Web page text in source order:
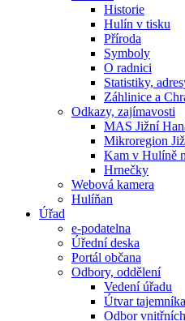
Historie
Hulín v tisku
Příroda
Symboly
O radnici
Statistiky,
Záhlinice a
Odkazy, zajímavosti
MAS Jižní
Mikroregion
Kam v Hulíně
Hrnečky
Webová kamera
Hulíňan
Úřad
e-podatelna
Úřední deska
Portál občana
Odbory, oddělení
Vedení úřadu
Útvar tajemníka
Odbor